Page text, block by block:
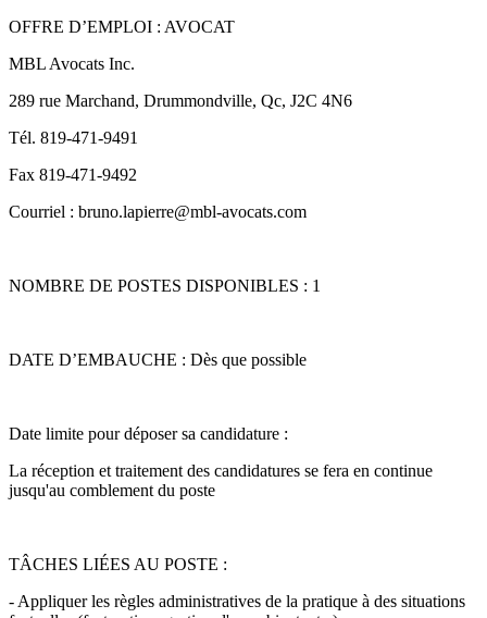
OFFRE D’EMPLOI : AVOCAT
MBL Avocats Inc.
289 rue Marchand, Drummondville, Qc, J2C 4N6
Tél. 819-471-9491
Fax 819-471-9492
Courriel : bruno.lapierre@mbl-avocats.com
NOMBRE DE POSTES DISPONIBLES : 1
DATE D’EMBAUCHE : Dès que possible
Date limite pour déposer sa candidature :
La réception et traitement des candidatures se fera en continue
jusqu'au comblement du poste
TÂCHES LIÉES AU POSTE :
- Appliquer les règles administratives de la pratique à des situations